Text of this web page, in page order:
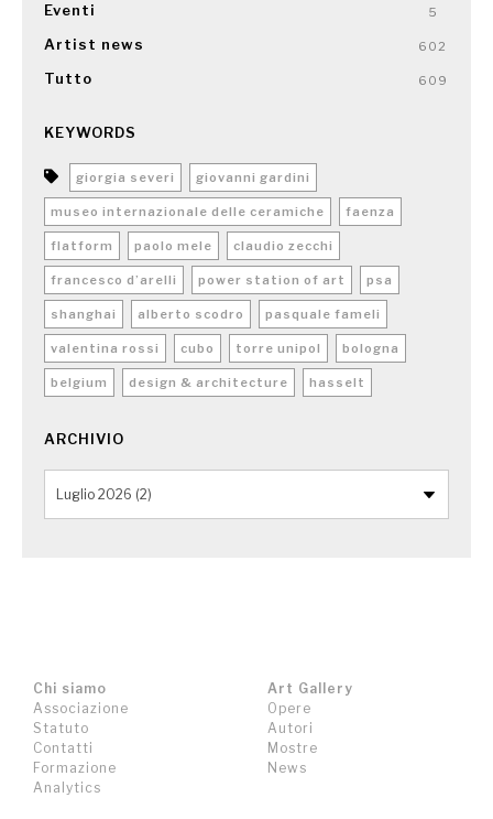
Eventi 5
Artist news 602
Tutto 609
KEYWORDS
giorgia severi giovanni gardini
museo internazionale delle ceramiche faenza
flatform paolo mele claudio zecchi
francesco d’arelli power station of art psa
shanghai alberto scodro pasquale fameli
valentina rossi cubo torre unipol bologna
belgium design & architecture hasselt
ARCHIVIO
Chi siamo
Associazione
Statuto
Contatti
Formazione
Analytics
Art Gallery
Opere
Autori
Mostre
News